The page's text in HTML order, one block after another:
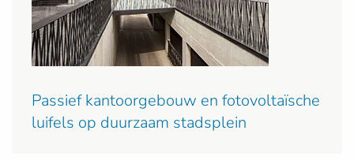
Passief kantoorgebouw en fotovoltaïsche
luifels op duurzaam stadsplein